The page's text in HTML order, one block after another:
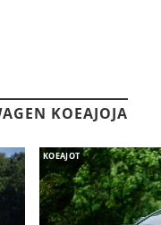
KOEAJOJA
KOEAJOT